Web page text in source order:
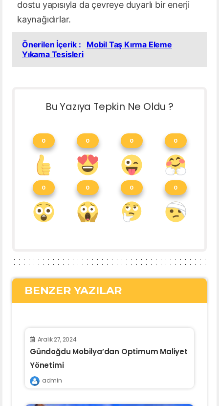
dostu yapısıyla da çevreye duyarlı bir enerji
kaynağıdırlar.
Önerilen İçerik :
Mobil Taş Kırma Eleme
Yıkama Tesisleri
Bu Yazıya Tepkin Ne Oldu ?
0 0 0 0
0 0 0 0
BENZER YAZILAR
Aralık 27, 2024
Gündoğdu Mobilya’dan Optimum Maliyet
Yönetimi
admin